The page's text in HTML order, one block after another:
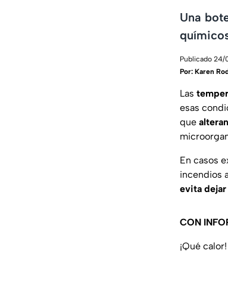
Una
Publicado 24/
Por: Karen
Las
esas
que
En casos
incendios
evita
CON
¡Qué